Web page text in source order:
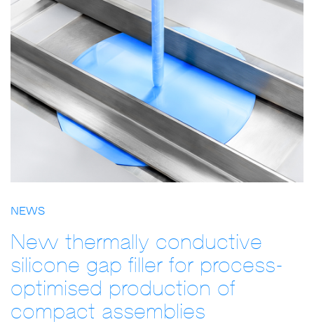
NEWS
New thermally conductive
silicone gap filler for process-
optimised production of
compact assemblies